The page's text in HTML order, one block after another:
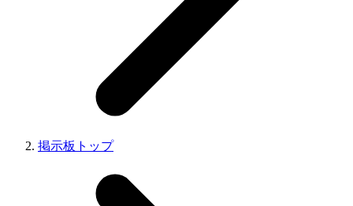
掲示板トップ